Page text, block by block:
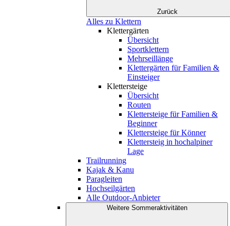
Zurück
Alles zu Klettern
Klettergärten
Übersicht
Sportklettern
Mehrseillänge
Klettergärten für Familien &
Einsteiger
Klettersteige
Übersicht
Routen
Klettersteige für Familien &
Beginner
Klettersteige für Könner
Klettersteig in hochalpiner
Lage
Trailrunning
Kajak & Kanu
Paragleiten
Hochseilgärten
Alle Outdoor-Anbieter
Weitere Sommeraktivitäten